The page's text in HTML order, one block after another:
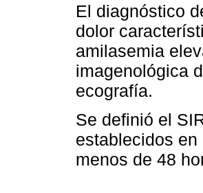
El diagnóstico
dolor
amilasemia
imagenológica
ecografía.
Se definió el
establecidos en
menos de 48